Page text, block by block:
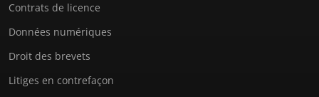
Contrats de licence
Données numériques
Droit des brevets
Litiges en contrefaçon